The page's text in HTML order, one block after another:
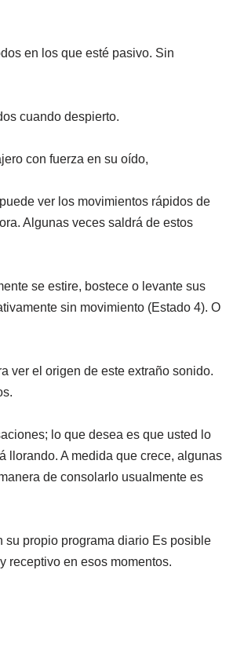
en los que esté pasivo. Sin
cuando despierto.
con fuerza en su oído,
ver los movimientos rápidos de
Algunas veces saldrá de estos
se estire, bostece o levante sus
sin movimiento (Estado 4). O
ver el origen de este extraño sonido.
lo que desea es que usted lo
llorando. A medida que crece, algunas
de consolarlo usualmente es
su propio programa diario Es posible
receptivo en esos momentos.